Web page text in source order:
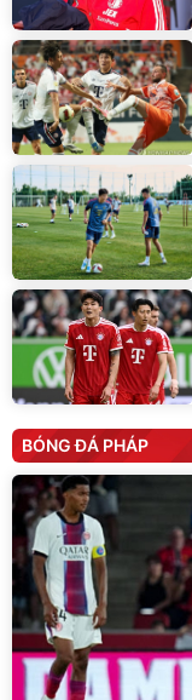
BÓNG ĐÁ PHÁP